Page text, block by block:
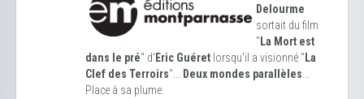
Delourme
sortait du film
" La Mort est
dans le pré" d' Eric Guéret lorsqu'il a visionné " La
Clef des Terroirs"... Deux mondes parallèles
Place à sa plume.